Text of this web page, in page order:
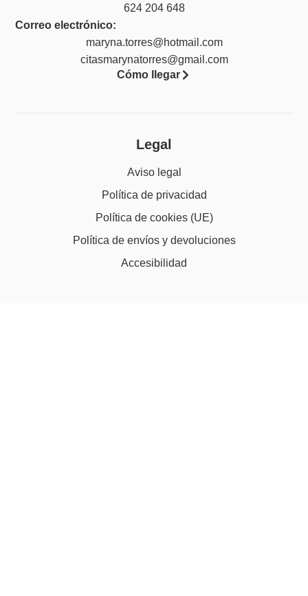
624 204 648
Correo electrónico:
maryna.torres@hotmail.com
citasmarynatorres@gmail.com
Cómo llegar
Legal
Aviso legal
Política de privacidad
Política de cookies (UE)
Política de envíos y devoluciones
Accesibilidad